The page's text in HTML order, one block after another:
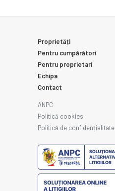
Proprietăți
Pentru cumpărători
Pentru proprietari
Echipa
Contact
ANPC
Politică cookies
Politică de confidențialitate